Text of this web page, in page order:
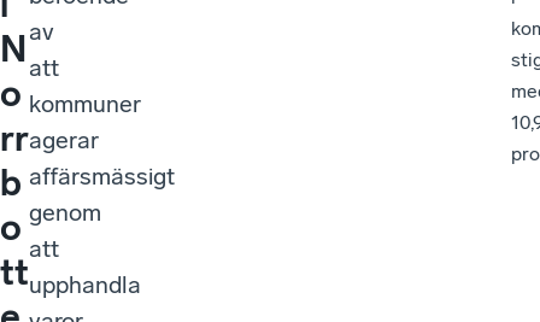
N
o
rr
b
o
tt
av
att
kommuner
agerar
affärsmässigt
genom
att
upphandla